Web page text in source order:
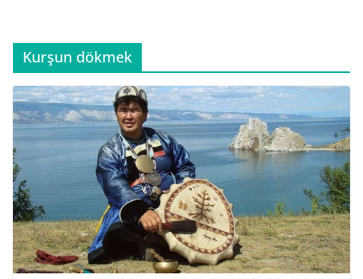
Kurşun dökmek